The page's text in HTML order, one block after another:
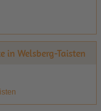
in Welsberg-Taisten